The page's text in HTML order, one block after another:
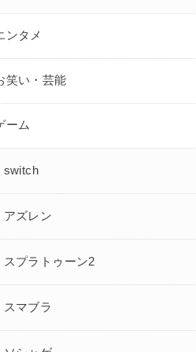
ンタメ
笑い・芸能
ーム
switch
アズレン
スプラトゥーン2
スマブラ